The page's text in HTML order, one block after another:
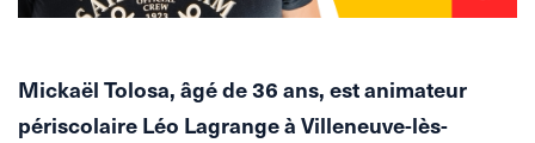
Mickaël Tolosa, âgé de 36 ans, est animateur
périscolaire Léo Lagrange à Villeneuve-lès-